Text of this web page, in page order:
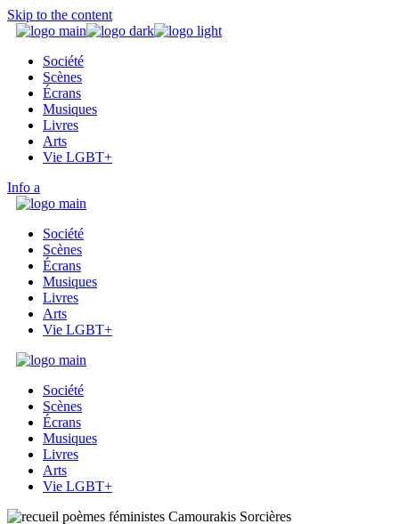
Skip to the content
Société
Scènes
Écrans
Musiques
Livres
Arts
Vie LGBT+
Info
Société
Scènes
Écrans
Musiques
Livres
Arts
Vie LGBT+
Société
Scènes
Écrans
Musiques
Livres
Arts
Vie LGBT+